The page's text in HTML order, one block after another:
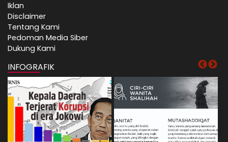
Iklan
Disclaimer
Tentang Kami
Pedoman Media Siber
Dukung Kami
INFOGRAFIK